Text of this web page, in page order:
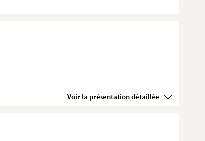
Voir la présentation détaillée